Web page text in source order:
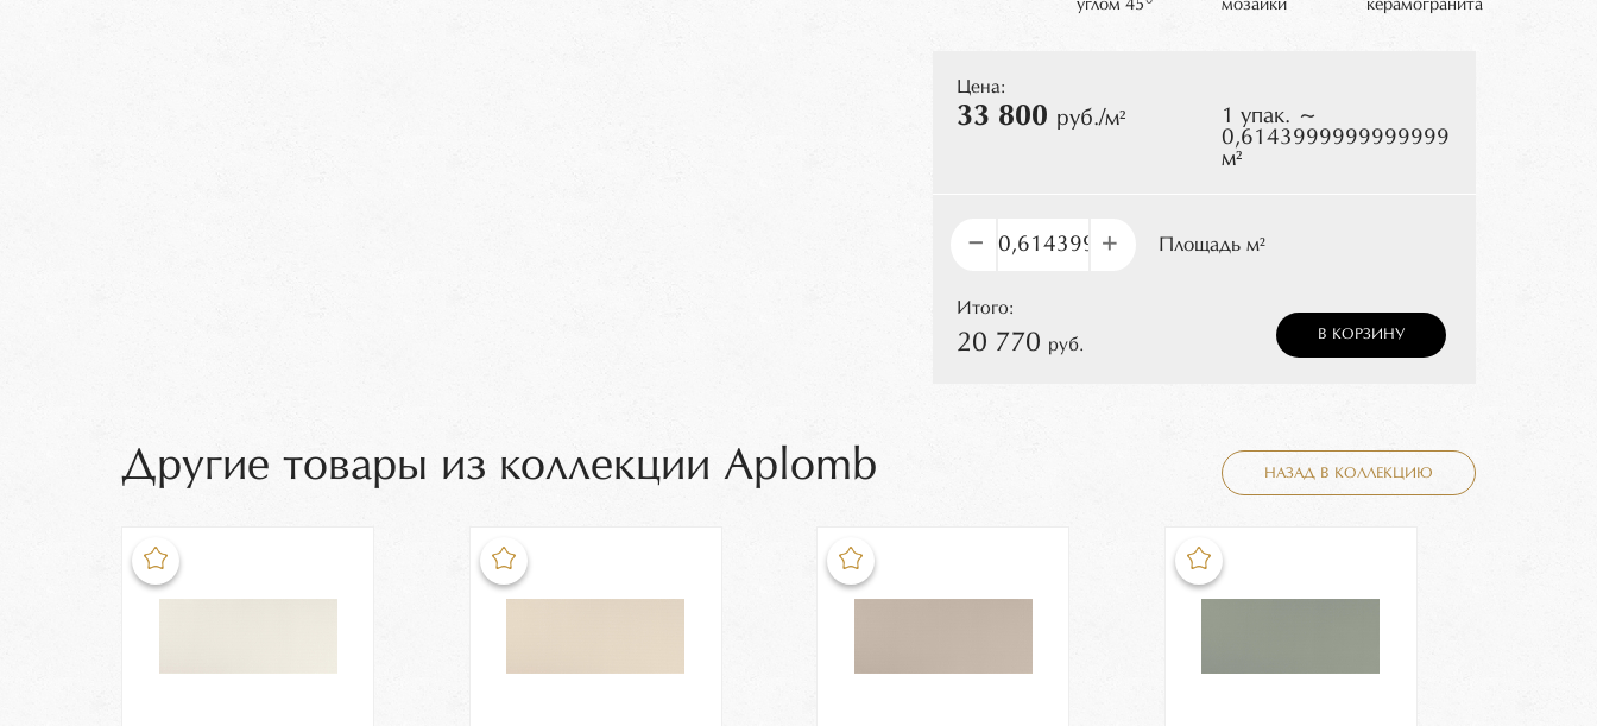
углом 45°
мозаики
керамогранита
Цена:
33 800 руб./м²
1 упак. ~
0,6143999999999999
м²
– + Площадь м²
Итого:
20 770 руб.
В КОРЗИНУ
НАЗАД В КОЛЛЕКЦИЮ
Другие товары из коллекции Aplomb